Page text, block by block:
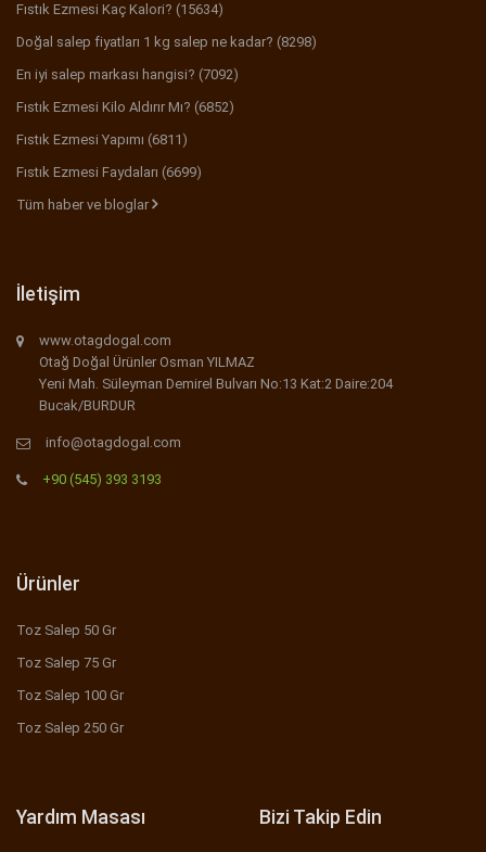
Fıstık Ezmesi Kaç Kalori? (15634)
Doğal salep fiyatları 1 kg salep ne kadar? (8298)
En iyi salep markası hangisi? (7092)
Fıstık Ezmesi Kilo Aldırır Mı? (6852)
Fıstık Ezmesi Yapımı (6811)
Fıstık Ezmesi Faydaları (6699)
Tüm haber ve bloglar
İletişim
www.otagdogal.com
Otağ Doğal Ürünler Osman YILMAZ
Yeni Mah. Süleyman Demirel Bulvarı No:13 Kat:2 Daire:204
Bucak/BURDUR
info@otagdogal.com
+90 (545) 393 3193
Ürünler
Toz Salep 50 Gr
Toz Salep 75 Gr
Toz Salep 100 Gr
Toz Salep 250 Gr
Yardım Masası Bizi Takip Edin